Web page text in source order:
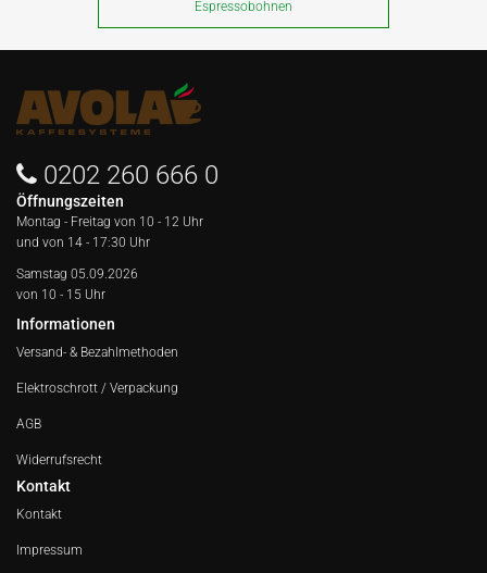
Espressobohnen
0202 260 666 0
Öffnungszeiten
Montag - Freitag von 10 - 12 Uhr
und von 14 - 17:30 Uhr
Samstag 05.09.2026
von 10 - 15 Uhr
Informationen
Versand- & Bezahlmethoden
Elektroschrott / Verpackung
AGB
Widerrufsrecht
Kontakt
Kontakt
Impressum